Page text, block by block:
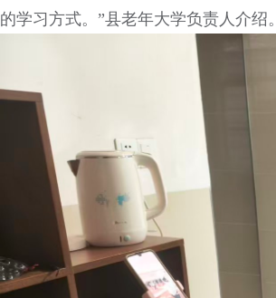
的学习方式。”县老年大学负责人介绍。